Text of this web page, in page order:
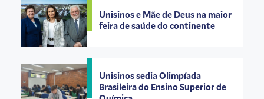
Unisinos e Mãe de Deus na maior
feira de saúde do continente
Unisinos sedia Olimpíada
Brasileira do Ensino Superior de